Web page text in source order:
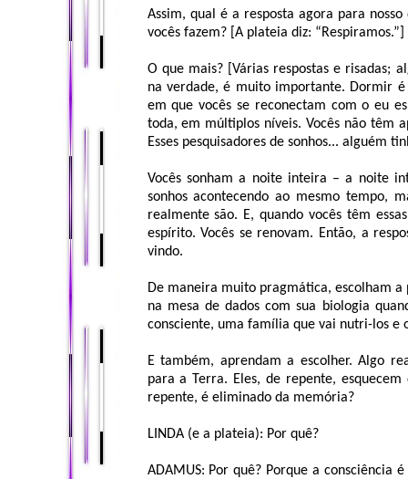
Assim, qual é a resposta agora para
vocês fazem? [A plateia diz:
O que mais? [Várias respostas e risadas;
na verdade, é muito importante. Dormir
em que vocês se reconectam com o eu
toda, em múltiplos níveis. Vocês não têm
Esses pesquisadores de sonhos... alguém
Vocês sonham a noite inteira – a noite
sonhos acontecendo ao mesmo tempo,
realmente são. E, quando vocês têm
espírito. Vocês se renovam. Então, a
vindo.
De maneira muito pragmática, escolham
na mesa de dados com sua biologia
consciente, uma família que vai nutri-los e
E também, aprendam a escolher. Algo
para a Terra. Eles, de repente,
repente, é eliminado da memória?
LINDA (e a plateia): Por quê?
ADAMUS: Por quê? Porque a consciência